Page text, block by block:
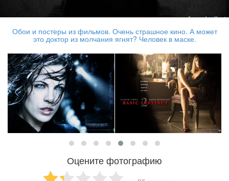
Обои и постеры из фильмов. Очень страшное кино. А может
это доктор из молчания ягнят? Человек в маске.
Оцените фотографию